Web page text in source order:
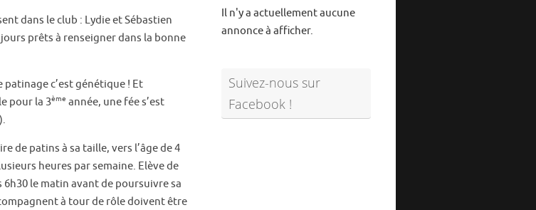
dans le club : Lydie et Sébastien
prêts à renseigner dans la bonne
c’est génétique ! Et
pour la 3ème année, une fée s’est
de patins à sa taille, vers l’âge de 4
heures par semaine. Elève de
6h30 le matin avant de poursuivre sa
à tour de rôle doivent être
Il n'y a actuellement aucune
annonce à afficher.
Suivez-nous sur
Facebook !